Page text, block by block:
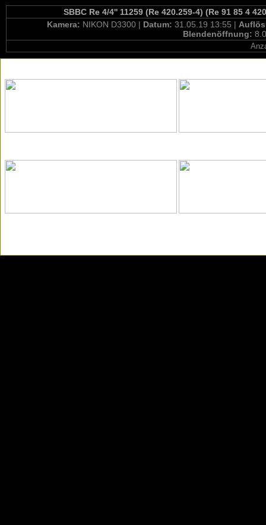
SBBC Re 4/4'' 11259 (Re 420.259-4) (Re 91 85 4
Kamera: NIKON D3300 | Datum: 31.05.19 13:55 |
Blendenöffnung: